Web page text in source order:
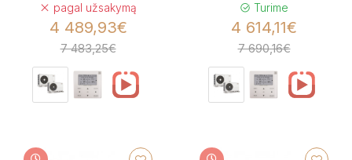
pagal užsakymą
4 489,93€
7 483,25€
Turime
4 614,11€
7 690,16€